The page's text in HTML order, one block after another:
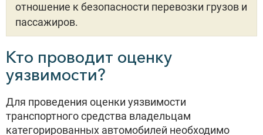
отношение к безопасности перевозки грузов и
пассажиров.
Кто проводит оценку
уязвимости?
Для проведения оценки уязвимости
транспортного средства владельцам
категорированных автомобилей необходимо